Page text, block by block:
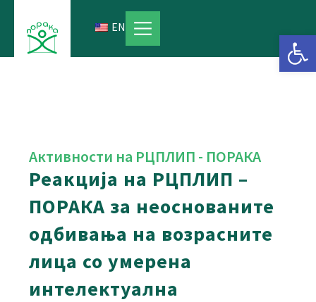
content
EN
Активности на РЦПЛИП - ПОРАКА
Реакција на РЦПЛИП –
ПОРАКА за неоснованите
одбивања на возрасните
лица со умерена
интелектуална